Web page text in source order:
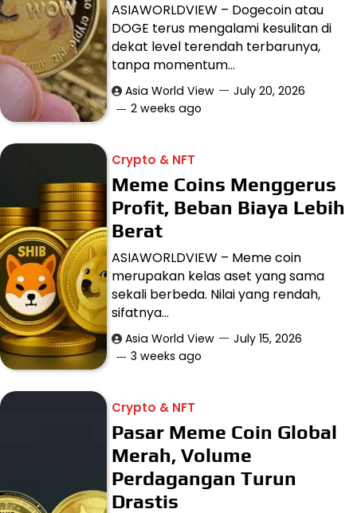
ASIAWORLDVIEW – Dogecoin atau
DOGE terus mengalami kesulitan di
dekat level terendah terbarunya,
tanpa momentum…
Asia World View
July 20, 2026
2 weeks ago
Crypto & NFT
Meme Coins Menggerus
Profit, Beban Biaya Lebih
Berat
ASIAWORLDVIEW – Meme coin
merupakan kelas aset yang sama
sekali berbeda. Nilai yang rendah,
sifatnya…
Asia World View
July 15, 2026
3 weeks ago
Crypto & NFT
Pasar Meme Coin Global
Merah, Volume
Perdagangan Turun
Drastis